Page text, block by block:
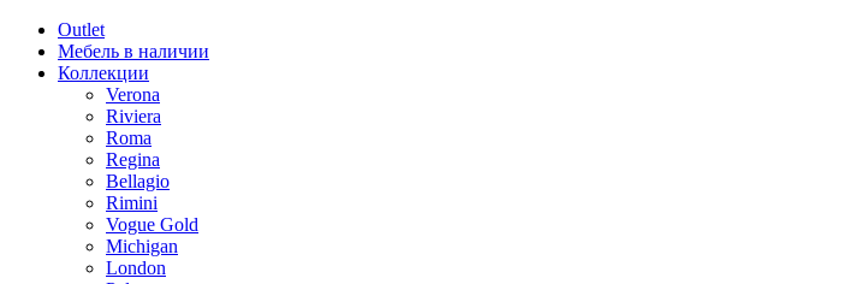
Outlet
Мебель в наличии
Коллекции
Verona
Riviera
Roma
Regina
Bellagio
Rimini
Vogue Gold
Michigan
London